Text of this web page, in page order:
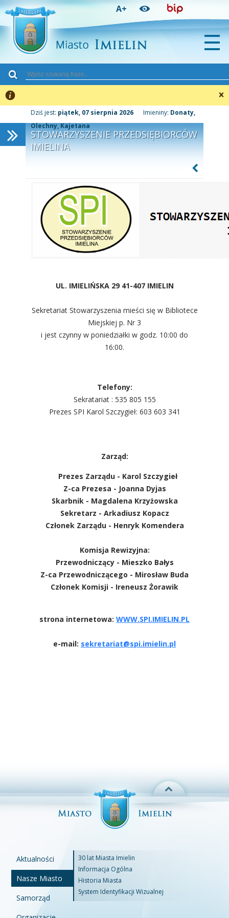
Przejdź
głównej
treści
Przejdź
menu
Przejdź
stopki
A+
Dziś jest: piątek, 07 sierpnia 2026 Imieniny: Donaty,
Olechny, Kajetana
STOWARZYSZENIE PRZEDSIĘBIORCÓW
IMIELINA
UL. IMIELIŃSKA 29 41-407 IMIELIN
Sekretariat Stowarzyszenia mieści się w Bibliotece
Miejskiej p. Nr 3
i jest czynny w poniedziałki w godz. 10:00 do
16:00.
Telefony:
Sekratariat : 535 805 155
Prezes SPI Karol Szczygieł: 603 603 341
Zarząd:
Prezes Zarządu - Karol Szczygieł
Z-ca Prezesa - Joanna Dyjas
Skarbnik - Magdalena Krzyżowska
Sekretarz - Arkadiusz Kopacz
Członek Zarządu - Henryk Komendera
Komisja Rewizyjna:
Przewodniczący - Mieszko Bałys
Z-ca Przewodniczącego - Mirosław Buda
Członek Komisji - Ireneusz Żorawik
strona internetowa: WWW.SPI.IMIELIN.PL
e-mail: sekretariat@spi.imielin.pl
Aktualności
Nasze Miasto
Samorząd
30 lat Miasta Imielin
Informacja Ogólna
Historia Miasta
System Identyfikacji Wizualnej